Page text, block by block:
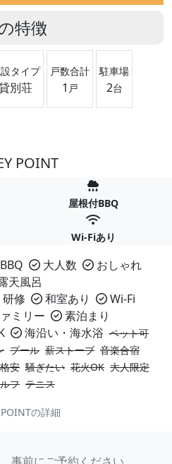
特徴
タイプ
別荘
戸数合計
1 戸
駐車場
2台
POINT
屋根付BBQ
Wi-Fiあり
大人数
おしゃれ
天風呂
修
和室あり
Wi-Fi
ミリー
素泊まり
海沿い・海水浴 ペット可
プール 薪ストーブ 音楽合宿
格安 騒ぎたい 花火OK 大人限定
フ テニス
POINTの詳細